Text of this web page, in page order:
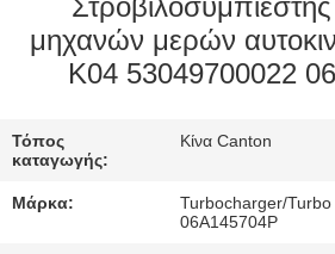
ΞΕΝΆΓΗΣΗ
ΕΛΕΓΧΟΣ
ΠΟΙΌΤΗΤΑΣ
μηχανών μερών
K04 53049700022
Τόπος
καταγωγής:
Κίνα Canton
Μάρκα:
Turbocharger/
06A145704P